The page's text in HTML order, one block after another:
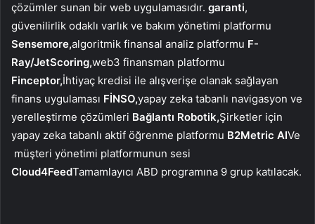
çözümler sunan bir web uygulamasıdır. garanti,
güvenilirlik odaklı varlık ve bakım yönetimi platformu
Sensemore,algoritmik finansal analiz platformu F-
Ray/JetScoring,web3 finansman platformu
Finceptor,İhtiyaç kredisi ile alışverişe olanak sağlayan
finans uygulaması FİNSO,yapay zeka tabanlı navigasyon ve
yerelleştirme çözümleri Bağlantı Robotik,Şirketler için
yapay zeka tabanlı aktif öğrenme platformu B2Metric AIVe
müşteri yönetimi platformunun sesi
Cloud4FeedTamamlayıcı ABD programına 9 grup katılacak.